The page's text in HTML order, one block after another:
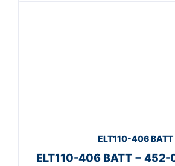
ELT110-406 BATT
ELT110-406 BATT − 452-